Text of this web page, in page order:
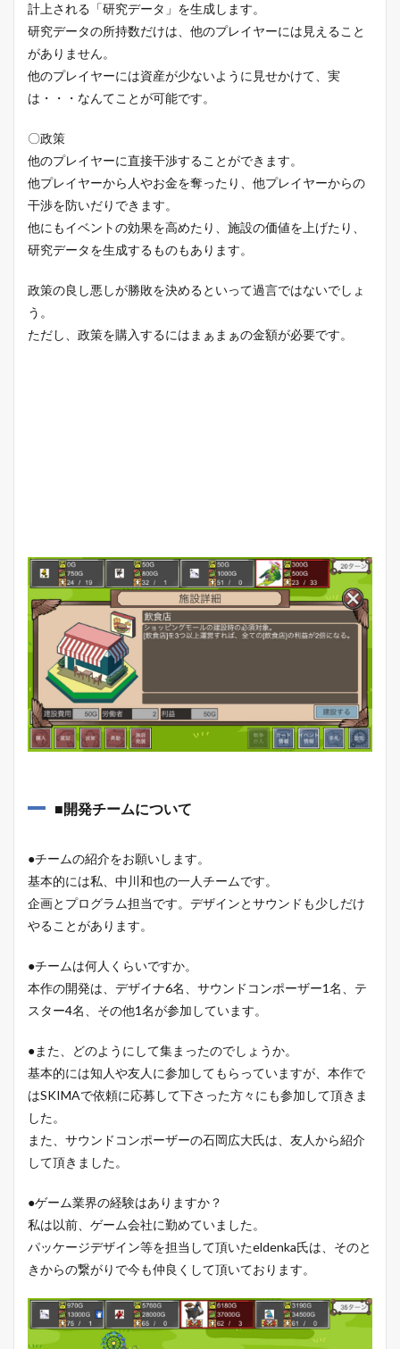
計上される「研究データ」を生成します。
研究データの所持数だけは、他のプレイヤーには見えること
がありません。
他のプレイヤーには資産が少ないように見せかけて、実
は・・・なんてことが可能です。
〇政策
他のプレイヤーに直接干渉することができます。
他プレイヤーから人やお金を奪ったり、他プレイヤーからの
干渉を防いだりできます。
他にもイベントの効果を高めたり、施設の価値を上げたり、
研究データを生成するものもあります。
政策の良し悪しが勝敗を決めるといって過言ではないでしょ
う。
ただし、政策を購入するにはまぁまぁの金額が必要です。
■開発チームについて
●チームの紹介をお願いします。
基本的には私、中川和也の一人チームです。
企画とプログラム担当です。デザインとサウンドも少しだけ
やることがあります。
●チームは何人くらいですか。
本作の開発は、デザイナ6名、サウンドコンポーザー1名、テ
スター4名、その他1名が参加しています。
●また、どのようにして集まったのでしょうか。
基本的には知人や友人に参加してもらっていますが、本作で
はSKIMAで依頼に応募して下さった方々にも参加して頂きま
した。
また、サウンドコンポーザーの石岡広大氏は、友人から紹介
して頂きました。
●ゲーム業界の経験はありますか？
私は以前、ゲーム会社に勤めていました。
パッケージデザイン等を担当して頂いたeldenka氏は、そのと
きからの繋がりで今も仲良くして頂いております。